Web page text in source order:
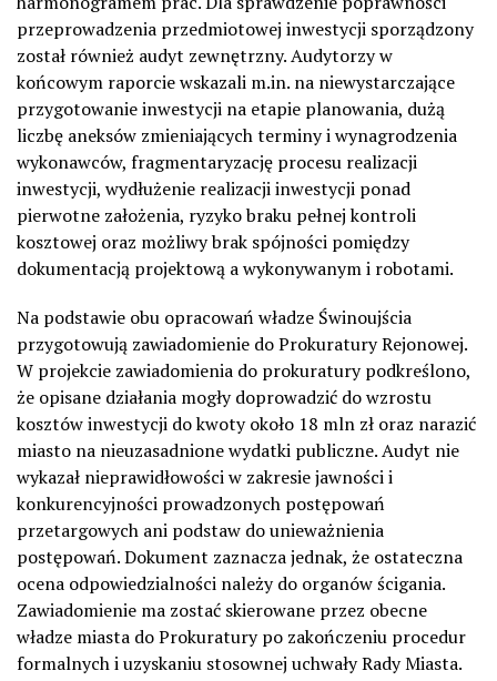
przeprowadzenia przedmiotowej inwestycji sporządzony
został również audyt zewnętrzny. Audytorzy w
końcowym raporcie wskazali m.in. na niewystarczające
przygotowanie inwestycji na etapie planowania, dużą
liczbę aneksów zmieniających terminy i wynagrodzenia
wykonawców, fragmentaryzację procesu realizacji
inwestycji, wydłużenie realizacji inwestycji ponad
pierwotne założenia, ryzyko braku pełnej kontroli
kosztowej oraz możliwy brak spójności pomiędzy
dokumentacją projektową a wykonywanym i robotami.
Na podstawie obu opracowań władze Świnoujścia
przygotowują zawiadomienie do Prokuratury Rejonowej.
W projekcie zawiadomienia do prokuratury podkreślono,
że opisane działania mogły doprowadzić do wzrostu
kosztów inwestycji do kwoty około 18 mln zł oraz narazić
miasto na nieuzasadnione wydatki publiczne. Audyt nie
wykazał nieprawidłowości w zakresie jawności i
konkurencyjności prowadzonych postępowań
przetargowych ani podstaw do unieważnienia
postępowań. Dokument zaznacza jednak, że ostateczna
ocena odpowiedzialności należy do organów ścigania.
Zawiadomienie ma zostać skierowane przez obecne
władze miasta do Prokuratury po zakończeniu procedur
formalnych i uzyskaniu stosownej uchwały Rady Miasta.